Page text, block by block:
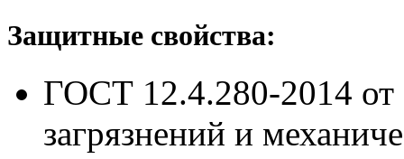
Защитные свойства:
ГОСТ 12.4.280-2014
загрязнений и